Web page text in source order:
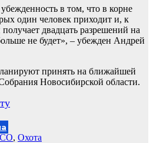
в том, что в корне
один человек приходит и, к
двадцать разрешений на
не будет», – убежден Андрей
принять на ближайшей
Новосибирской области.
, Охота